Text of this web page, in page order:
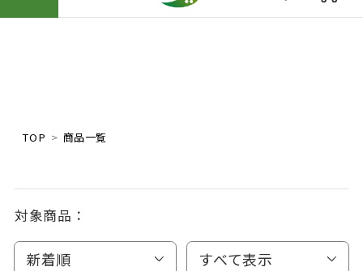
TOP 商品一覧
対象商品：
新着順 すべて表示